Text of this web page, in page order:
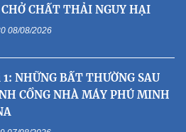
CHẤT THẢI NGUY HẠI
08/08/2026
1: NHỮNG BẤT THƯỜNG SAU
CỔNG NHÀ MÁY PHÚ MINH